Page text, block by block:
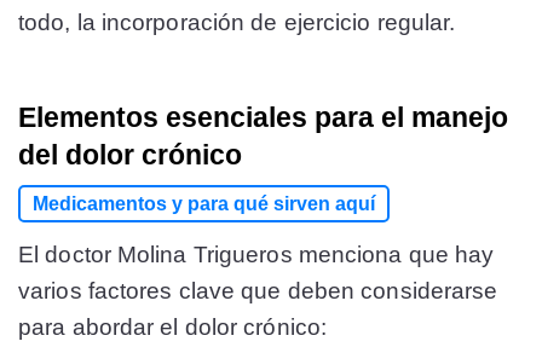
todo, la incorporación de ejercicio regular.
Elementos esenciales para el manejo
del dolor crónico
Medicamentos y para qué sirven aquí
El doctor Molina Trigueros menciona que hay
varios factores clave que deben considerarse
para abordar el dolor crónico: